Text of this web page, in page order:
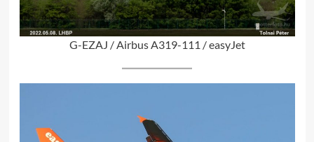
G-EZAJ / Airbus A319-111 / easyJet